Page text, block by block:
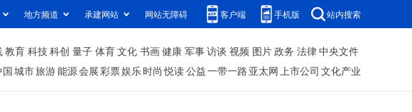
地方频道 承建网站 网站无障碍 客户端 手机版 站内搜索
教育 科技科创 量子 体育文化 书画健康 军事访谈 视频 图片政务 法律中央文件
城市旅游能源会展彩票娱乐时尚 悦读公益一带一路 亚太网上市公司 文化产业